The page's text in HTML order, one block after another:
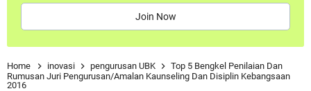
Join Now
Home inovasi pengurusan UBK
Top 5 Bengkel Penilaian Dan
Rumusan Juri Pengurusan/Amalan Kaunseling Dan Disiplin Kebangsaan
2016